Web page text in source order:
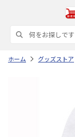
ホーム グッズストア